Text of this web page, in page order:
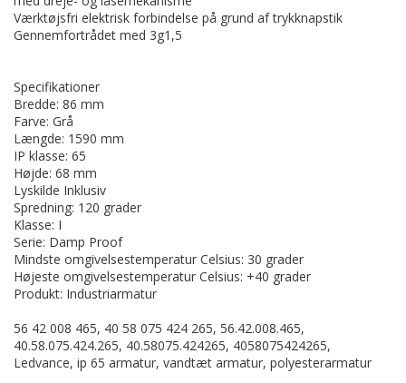
Værktøjsfri elektrisk forbindelse på grund af trykknapstik
Gennemfortrådet med 3g1,5
Specifikationer
Bredde: 86 mm
Farve: Grå
Længde: 1590 mm
IP klasse: 65
Højde: 68 mm
Lyskilde Inklusiv
Spredning: 120 grader
Klasse: I
Serie: Damp Proof
Mindste omgivelsestemperatur Celsius: 30 grader
Højeste omgivelsestemperatur Celsius: +40 grader
Produkt: Industriarmatur
56 42 008 465, 40 58 075 424 265, 56.42.008.465,
40.58.075.424.265, 40.58075.424265, 4058075424265,
Ledvance, ip 65 armatur, vandtæt armatur, polyesterarmatur